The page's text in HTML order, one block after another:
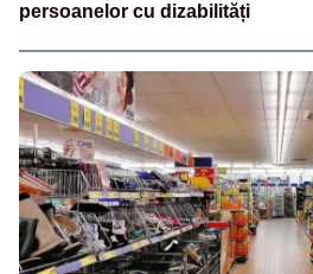
persoanelor cu dizabilități